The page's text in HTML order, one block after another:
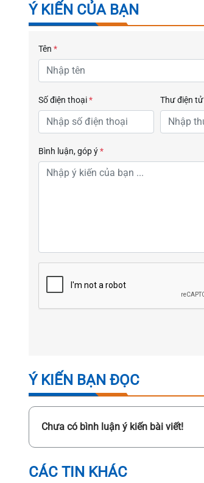
Ý KIẾN CỦA BẠN
Tên *
Số điện thoại* Thư điện tử
Bình luận, góp ý*
Ý KIẾN BẠN ĐỌC
Chưa có bình luận ý kiến bài viết!
CÁC TIN KHÁC